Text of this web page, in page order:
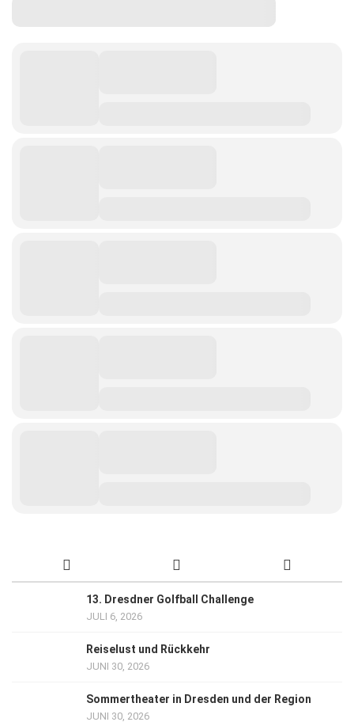
13. Dresdner Golfball Challenge
JULI 6, 2026
Reiselust und Rückkehr
JUNI 30, 2026
Sommertheater in Dresden und der Region
JUNI 30, 2026